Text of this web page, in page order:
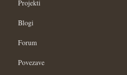
Projekti
Blogi
Forum
Povezave